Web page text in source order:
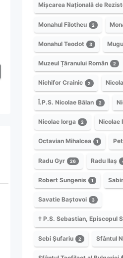
Mișcarea Națională de
Monahul Filotheu 2
Monahul Teodot 3
Muzeul Țăranului Român 2
Nichifor Crainic 2
Î.P.S. Nicolae Bălan 2
Nicolae Iorga 2 Nicolae
Octavian Mihalcea 1
Radu Gyr 26 Radu Ilaș
Robert Sungenis 1
Savatie Baștovoi 3
† P.S. Sebastian, Episcopul
Sebi Șufariu 2 Sfântul